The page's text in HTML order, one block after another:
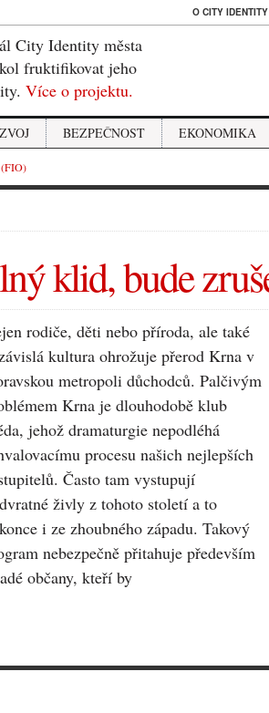
O CITY IDENTITY
City Identity města
fruktifikovat jeho
Více o projektu.
BEZPEČNOST EKONOMIKA
(FIO)
klid, bude
rodiče, děti nebo příroda, ale také
kultura ohrožuje přerod Krna v
metropoli důchodců. Palčivým
Krna je dlouhodobě klub
jehož dramaturgie nepodléhá
procesu našich nejlepších
Často tam vystupují
živly z tohoto století a to
i ze zhoubného západu. Takový
nebezpečně přitahuje především
občany, kteří by